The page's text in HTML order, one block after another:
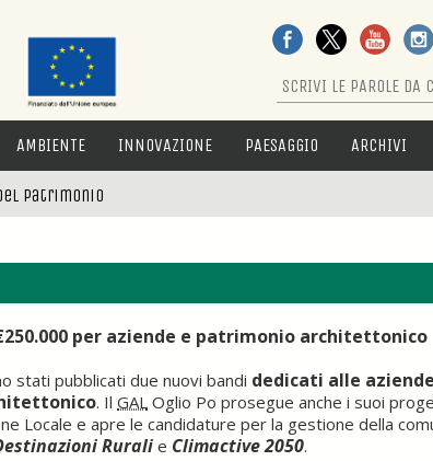
AMBIENTE INNOVAZIONE PAESAGGIO ARCHIVI
patrimonio
per aziende e patrimonio architettonico
stati pubblicati due nuovi bandi dedicati alle
. Il GAL Oglio Po prosegue anche i suoi
Locale e apre le candidature per la gestione della
Rurali e Climactive 2050.